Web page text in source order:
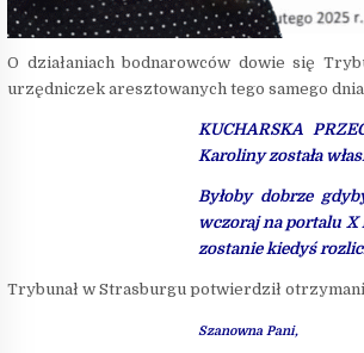
O działaniach bodnarowców dowie się
urzędniczek aresztowanych tego samego
KUCHARSKA
Karoliny została
Byłoby dobrze
wczoraj na portalu X
zostanie kiedyś
Trybunał w Strasburgu potwierdził
Szanowna Pani,